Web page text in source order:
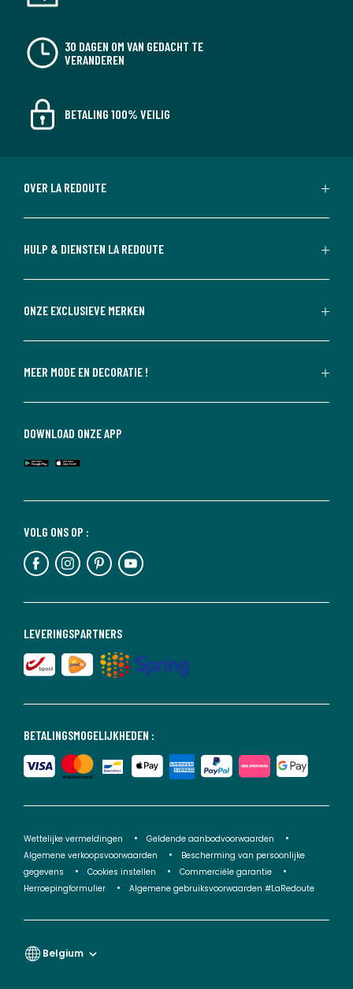
30 DAGEN OM VAN GEDACHT TE
VERANDEREN
BETALING 100% VEILIG
OVER LA REDOUTE
HULP & DIENSTEN LA REDOUTE
ONZE EXCLUSIEVE MERKEN
MEER MODE EN DECORATIE !
BETALINGSMOGELIJKHEDEN :
LEVERINGSPARTNERS
VOLG ONS OP :
DOWNLOAD ONZE APP
Wettelijke vermeldingen
Geldende aanbodvoorwaarden
Algemene verkoopsvoorwaarden
Bescherming van persoonlijke
gegevens
Cookies instellen
Commerciële garantie
Herroepingformulier
Algemene gebruiksvoorwaarden #LaRedoute
Belgium